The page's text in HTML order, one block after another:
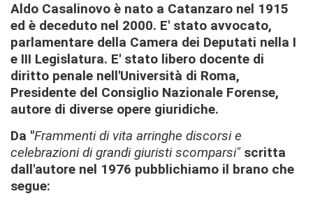
Aldo Casalinovo è nato a Catanzaro nel 1915
ed è deceduto nel 2000. E' stato avvocato,
parlamentare della Camera dei Deputati nella I
e III Legislatura. E' stato libero docente di
diritto penale nell'Università di Roma,
Presidente del Consiglio Nazionale Forense,
autore di diverse opere giuridiche.
Da "Frammenti di vita arringhe discorsi e
celebrazioni di grandi giuristi scomparsi"scritta
dall'autore nel 1976 pubblichiamo il brano che
segue: